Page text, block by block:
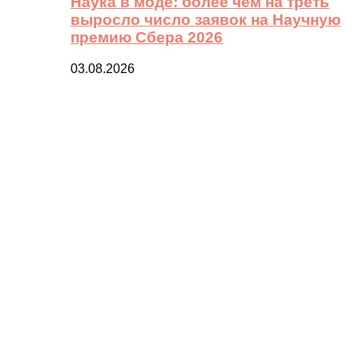
выросло число заявок на Научную
премию Сбера 2026
03.08.2026